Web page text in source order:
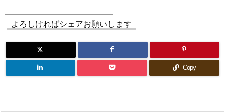
よろしければシェアお願いします
Copy